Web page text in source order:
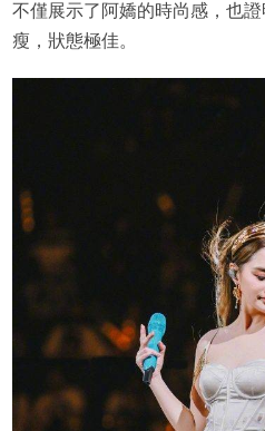
不僅展示了阿嬌的時尚感，也
瘦，狀態極佳。